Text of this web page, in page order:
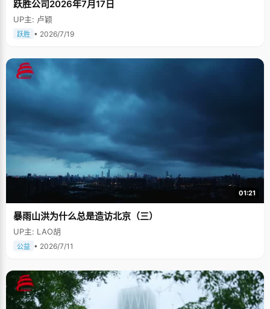
跃胜公司2026年7月17日
UP主: 卢颖
跃胜 • 2026/7/19
01:21
暴雨山洪为什么总是造访北京（三）
UP主: LAO胡
公益 • 2026/7/11